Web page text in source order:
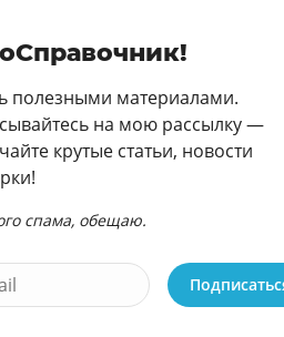
полезными материалами.
на мою рассылку —
крутые статьи, новости
спама, обещаю.